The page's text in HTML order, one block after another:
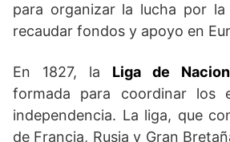
para organizar la lucha por la
recaudar fondos y apoyo en
En 1827, la Liga de
formada para coordinar los
independencia. La liga, que
de Francia, Rusia y Gran